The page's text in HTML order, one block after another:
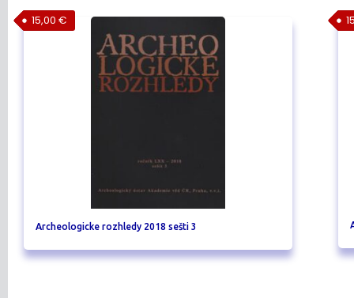
Archeologicke rozhledy 2018 sešti 3
15,00 €